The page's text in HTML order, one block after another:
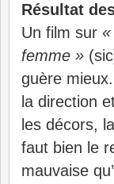
Résultat
Un film sur
femme »
guère
la direction
les décors,
faut bien le
mauvaise